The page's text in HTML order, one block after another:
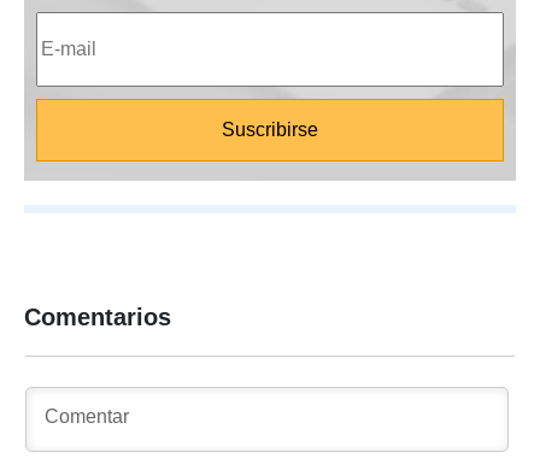
Comentarios